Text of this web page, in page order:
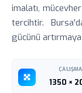
imalatı,
tercihtir.
gücünü artırmaya
1350 ×